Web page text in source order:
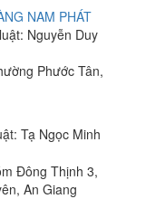
NAM PHÁT
Nguyễn Duy
Phước Tân,
Tạ Ngọc Minh
Đông Thịnh 3,
An Giang